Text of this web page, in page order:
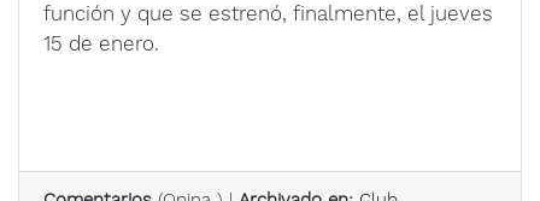
función y que se estrenó, finalmente, el jueves
15 de enero.